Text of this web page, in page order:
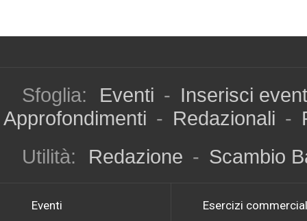
Sfoglia: Eventi - Inserisci
Approfondimenti - Redazionali -
Utilità:
Redazione - Scambio
Eventi Esercizi